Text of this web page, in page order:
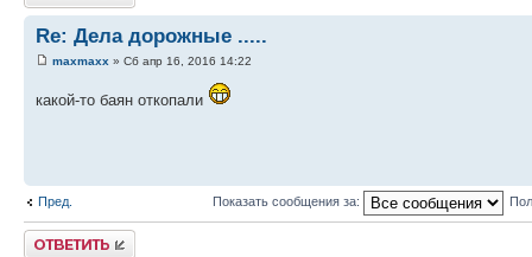
Re: Дела дорожные .....
maxmaxx » Сб апр 16, 2016 14:22
какой-то баян откопали
Пред. Показать сообщения за:
Ответить